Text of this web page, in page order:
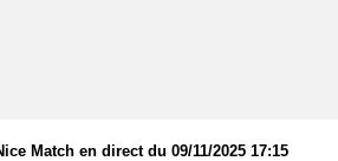
Match en direct du 09/11/2025 17:15